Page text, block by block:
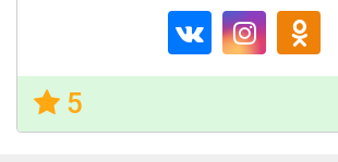
5